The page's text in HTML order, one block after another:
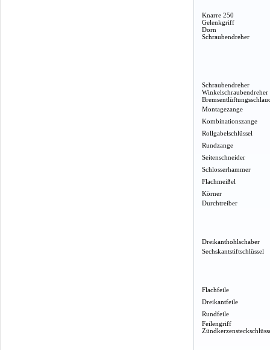
Knarre 250
Gelenkgriff
Dorn
Schraubendreher
Schraubendreher
Winkelschraubendreher
Montagezange
Kombinationszange
Rollgabelschlüssel
Rundzange
Seitenschneider
Schlosserhammer
Flachmeißel
Körner
Durchtreiber
Dreikanthohlschaber
Sechskantstiftschlüssel
Flachfeile
Dreikantfeile
Rundfeile
Feilengriff